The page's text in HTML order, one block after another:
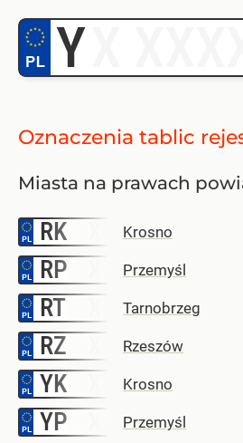
Y
Oznaczenia tablic
Miasta na prawach
RK Krosno
RP Przemyśl
RT Tarnobrzeg
RZ Rzeszów
YK Krosno
YP Przemyśl